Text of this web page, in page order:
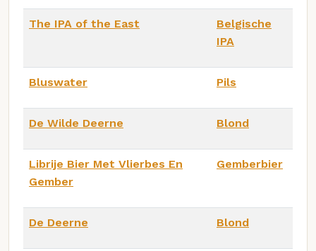
The IPA of the East
Belgische
IPA
Bluswater Pils
De Wilde Deerne Blond
Librije Bier Met Vlierbes En
Gember
Gemberbier
De Deerne Blond